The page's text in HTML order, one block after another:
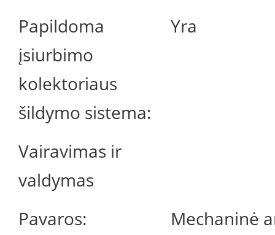
Papildoma
įsiurbimo
kolektoriaus
šildymo sistema:
Yra
Vairavimas ir
valdymas
Pavaros:
Mechaninė